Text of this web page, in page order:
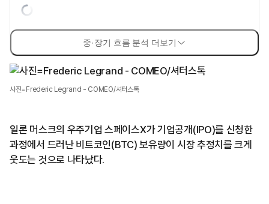
중·장기 흐름 분석 더보기
사진=Frederic Legrand - COMEO/셔터스톡
일론 머스크의 우주기업 스페이스X가 기업공개(IPO)를 신청한
과정에서 드러난 비트코인(BTC) 보유량이 시장 추정치를 크게
웃도는 것으로 나타났다.